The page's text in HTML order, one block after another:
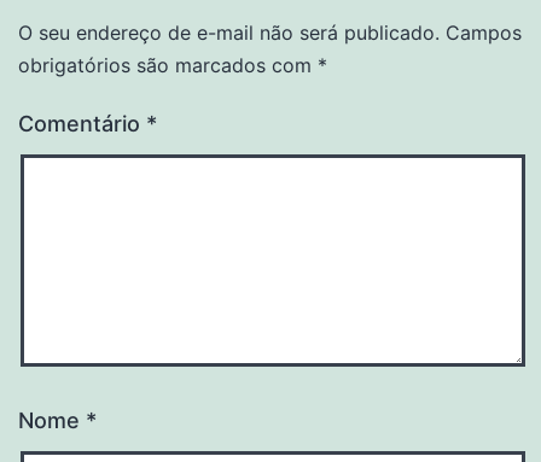
O seu endereço de e-mail não será publicado. Campos
obrigatórios são marcados com *
Comentário *
Nome *